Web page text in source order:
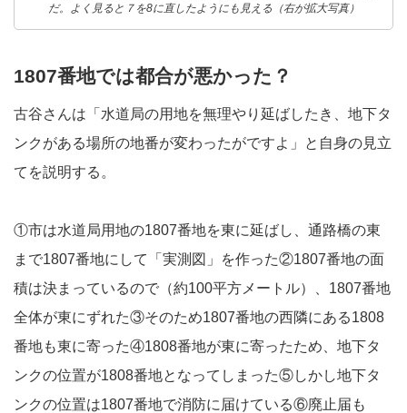
だ。よく見ると７を8に直したようにも見える（右が拡大写真）
1807番地では都合が悪かった？
古谷さんは「水道局の用地を無理やり延ばしたき、地下タ
ンクがある場所の地番が変わったがですよ」と自身の見立
てを説明する。
①市は水道局用地の1807番地を東に延ばし、通路橋の東
まで1807番地にして「実測図」を作った②1807番地の面
積は決まっているので（約100平方メートル）、1807番地
全体が東にずれた③そのため1807番地の西隣にある1808
番地も東に寄った④1808番地が東に寄ったため、地下タ
ンクの位置が1808番地となってしまった⑤しかし地下タ
ンクの位置は1807番地で消防に届けている⑥廃止届も